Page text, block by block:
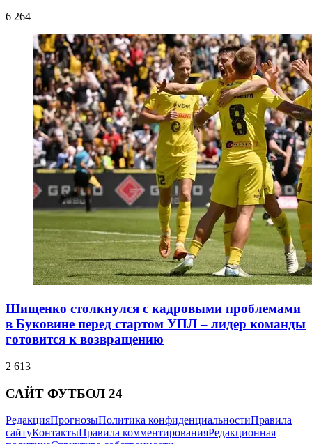
6 264
Шищенко столкнулся с кадровыми проблемами
в Буковине перед стартом УПЛ – лидер команды
готовится к возвращению
2 613
САЙТ ФУТБОЛ 24
РедакцияПрогнозыПолитика конфиденциальностиПравила
сайтуКонтактыПравила комментированияРедакционная